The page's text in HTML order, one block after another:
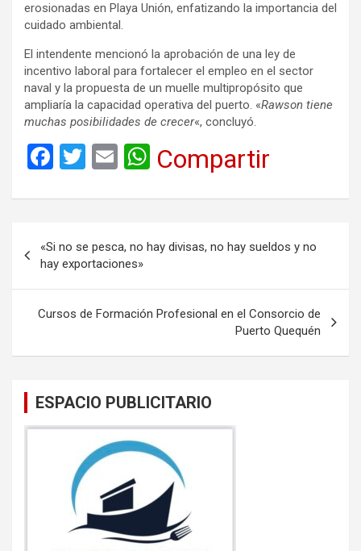
erosionadas en Playa Unión, enfatizando la importancia del
cuidado ambiental.
El intendente mencionó la aprobación de una ley de
incentivo laboral para fortalecer el empleo en el sector
naval y la propuesta de un muelle multipropósito que
ampliaría la capacidad operativa del puerto. «Rawson tiene
muchas posibilidades de crecer«, concluyó.
F
ce
b
o
o
k
T
tt
E
ail
W
at
A
p
p
Compartir
de
entradas
«Si no se pesca, no hay divisas, no hay sueldos y no
hay exportaciones»
Cursos de Formación Profesional en el Consorcio de
Puerto Quequén
ESPACIO PUBLICITARIO